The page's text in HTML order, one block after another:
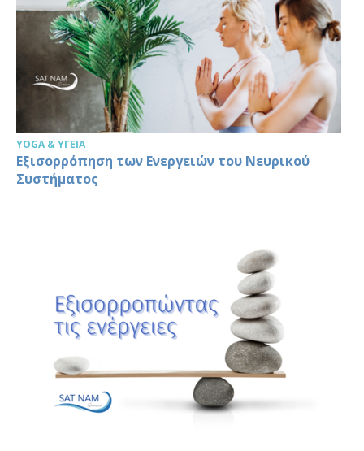
YOGA & ΥΓΕΊΑ
Εξισορρόπηση των Ενεργειών του Νευρικού
Συστήματος